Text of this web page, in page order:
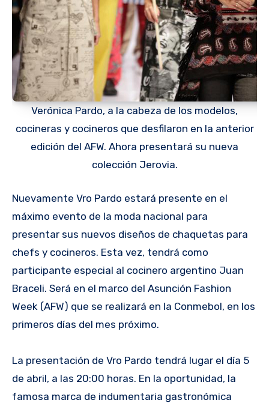
Verónica Pardo, a la cabeza de los modelos,
cocineras y cocineros que desfilaron en la anterior
edición del AFW. Ahora presentará su nueva
colección Jerovia.
Nuevamente Vro Pardo estará presente en el
máximo evento de la moda nacional para
presentar sus nuevos diseños de chaquetas para
chefs y cocineros. Esta vez, tendrá como
participante especial al cocinero argentino Juan
Braceli. Será en el marco del Asunción Fashion
Week (AFW) que se realizará en la Conmebol, en los
primeros días del mes próximo.
La presentación de Vro Pardo tendrá lugar el día 5
de abril, a las 20:00 horas. En la oportunidad, la
famosa marca de indumentaria gastronómica